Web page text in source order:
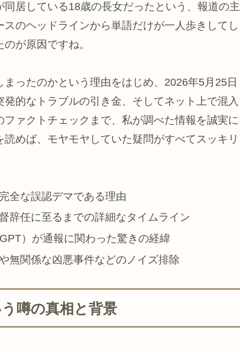
居している18歳の長女だったという、報道の主
のヘッドラインから単語だけが一人歩きしてし
が原因ですね。
ったのかという理由をはじめ、2026年5月25日
的なトラブルの引き金、そしてネット上で混入
ァクトチェックまで、私が調べた情報を誠実に
めば、モヤモヤしていた疑問がすべてスッキリ
全な誤認デマである理由
辞任に至るまでの詳細なタイムライン
）が通報に関わった驚きの経緯
無関係な凶悪事件などのノイズ排除
噂の真相と背景